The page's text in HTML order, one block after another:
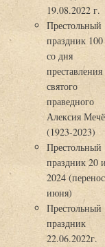
19.08.2022 г.
Престольный
праздник 100
со дня
преставления
святого
праведного
Алексия
(1923-2023)
Престольный
праздник 20
2024
июня)
Престольный
праздник
22.06.2022г.